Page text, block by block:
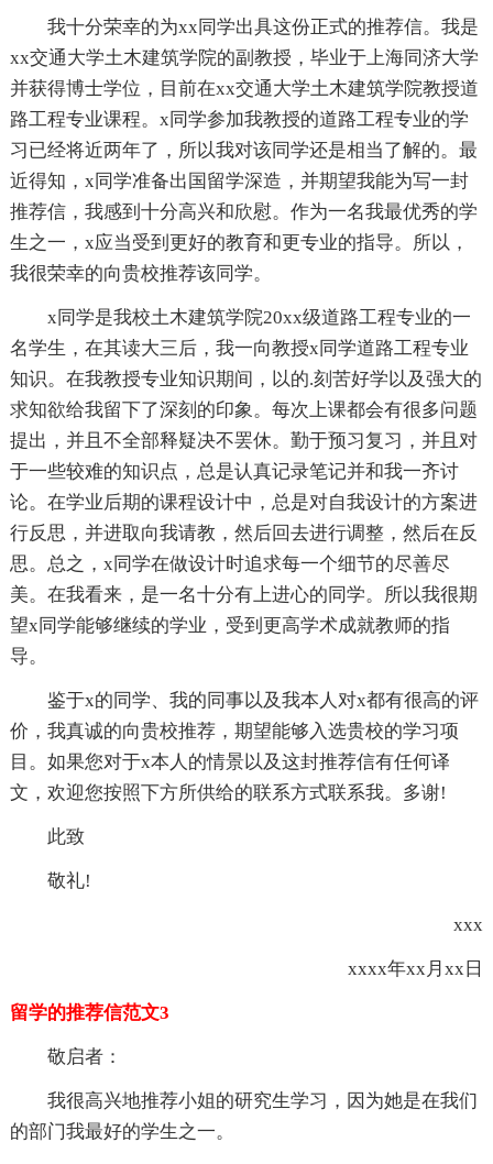
我十分荣幸的为xx同学出具这份正式的推荐信。我是
xx交通大学土木建筑学院的副教授，毕业于上海同济大学
并获得博士学位，目前在xx交通大学土木建筑学院教授道
路工程专业课程。x同学参加我教授的道路工程专业的学
习已经将近两年了，所以我对该同学还是相当了解的。最
近得知，x同学准备出国留学深造，并期望我能为写一封
推荐信，我感到十分高兴和欣慰。作为一名我最优秀的学
生之一，x应当受到更好的教育和更专业的指导。所以，
我很荣幸的向贵校推荐该同学。
x同学是我校土木建筑学院20xx级道路工程专业的一
名学生，在其读大三后，我一向教授x同学道路工程专业
知识。在我教授专业知识期间，以的.刻苦好学以及强大的
求知欲给我留下了深刻的印象。每次上课都会有很多问题
提出，并且不全部释疑决不罢休。勤于预习复习，并且对
于一些较难的知识点，总是认真记录笔记并和我一齐讨
论。在学业后期的课程设计中，总是对自我设计的方案进
行反思，并进取向我请教，然后回去进行调整，然后在反
思。总之，x同学在做设计时追求每一个细节的尽善尽
美。在我看来，是一名十分有上进心的同学。所以我很期
望x同学能够继续的学业，受到更高学术成就教师的指
导。
鉴于x的同学、我的同事以及我本人对x都有很高的评
价，我真诚的向贵校推荐，期望能够入选贵校的学习项
目。如果您对于x本人的情景以及这封推荐信有任何译
文，欢迎您按照下方所供给的联系方式联系我。多谢!
此致
敬礼!
xxx
xxxx年xx月xx日
留学的推荐信范文3
敬启者：
我很高兴地推荐小姐的研究生学习，因为她是在我们
的部门我最好的学生之一。